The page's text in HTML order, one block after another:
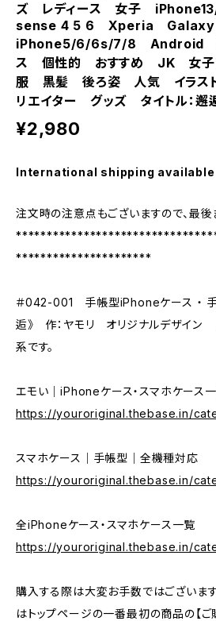
ズ レディース 女子
sense 4 5 6 Xperia
iPhone5/6/6s/7/8 Android
ス 個性的 おすすめ JK 女子
服 黒髪 後ろ姿 人気 イラス
リエイター グッズ タイトル：邂
¥2,980
International shipping available
注文時の注意点もございますので、最後
**********************
＃042-001 手帳型iPhoneケース ・
逅》 作：ヤモリ オリジナルデザイ
系です。
エモい｜iPhoneケース・スマホケース
https://youroriginal.thebase.in/
スマホケース｜手帳型｜全機種対応
https://youroriginal.thebase.in/
全iPhoneケース・スマホケース一覧
https://youroriginal.thebase.in/
購入する際は大変お手数ではございま
はトップページの一番最初の商品の【